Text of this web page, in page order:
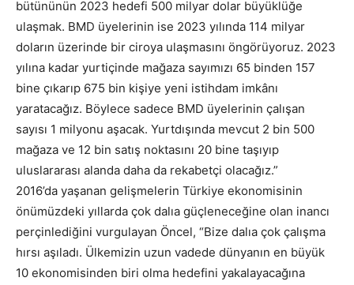
bütününün 2023 hedefi 500 milyar dolar büyüklüğe
ulaşmak. BMD üyelerinin ise 2023 yılında 114 milyar
doların üzerinde bir ciroya ulaşmasını öngörüyoruz. 2023
yılına kadar yurtiçinde mağaza sayımızı 65 binden 157
bine çıkarıp 675 bin kişiye yeni istihdam imkânı
yaratacağız. Böylece sadece BMD üyelerinin çalışan
sayısı 1 milyonu aşacak. Yurtdışında mevcut 2 bin 500
mağaza ve 12 bin satış noktasını 20 bine taşıyıp
uluslararası alanda daha da rekabetçi olacağız.”
2016’da yaşanan gelişmelerin Türkiye ekonomisinin
önümüzdeki yıllarda çok dalıa güçleneceğine olan inancı
perçinlediğini vurgulayan Öncel, “Bize dalıa çok çalışma
hırsı aşıladı. Ülkemizin uzun vadede dünyanın en büyük
10 ekonomisinden biri olma hedefini yakalayacağına